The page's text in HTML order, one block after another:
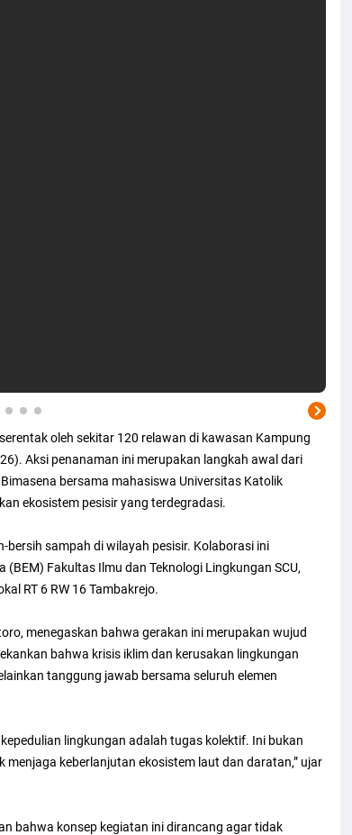
oleh sekitar 120 relawan di kawasan Kampung
Aksi penanaman ini merupakan langkah awal dari
bersama mahasiswa Universitas Katolik
ekosistem pesisir yang terdegradasi.
sampah di wilayah pesisir. Kolaborasi ini
Fakultas Ilmu dan Teknologi Lingkungan SCU,
RT 6 RW 16 Tambakrejo.
menegaskan bahwa gerakan ini merupakan wujud
bahwa krisis iklim dan kerusakan lingkungan
tanggung jawab bersama seluruh elemen
lingkungan adalah tugas kolektif. Ini bukan
keberlanjutan ekosistem laut dan daratan,” ujar
bahwa konsep kegiatan ini dirancang agar tidak